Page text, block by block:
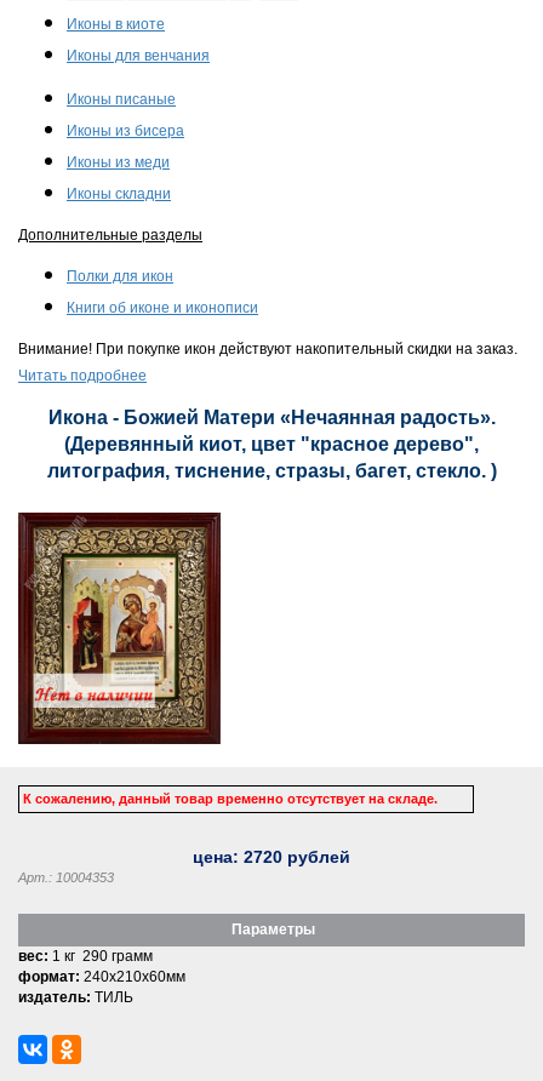
Иконы в киоте
Иконы для венчания
Иконы писаные
Иконы из бисера
Иконы из меди
Иконы складни
Дополнительные разделы
Полки для икон
Книги об иконе и иконописи
Внимание! При покупке икон действуют накопительный скидки на заказ.
Читать подробнее
Икона - Божией Матери «Нечаянная радость».
(Деревянный киот, цвет "красное дерево",
литография, тиснение, стразы, багет, стекло. )
К сожалению, данный товар временно отсутствует на складе.
цена: 2720 рублей
Арт.: 10004353
Параметры
вес: 1 кг 290 грамм
формат: 240x210x60мм
издатель: ТИЛЬ